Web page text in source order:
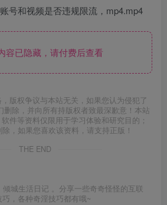
号和视频是否违规限流，mp4.mp4
已隐藏，请付费后查看
版权争议与本站无关，如果您认为侵犯了
删除，并向所有持版权者致最深歉意！本站
件等资料仅限用于学习体验和研究目的；
，如果您喜欢该资料，请支持正版！
THE END
城生活日记 。分享一些奇奇怪怪的互联
巧，各种奇淫技巧都有哦~